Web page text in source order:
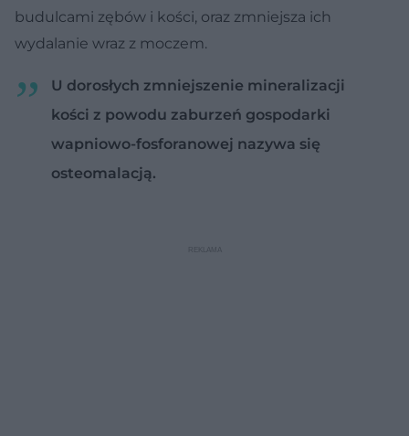
budulcami zębów i kości, oraz zmniejsza ich
wydalanie wraz z moczem.
U dorosłych zmniejszenie mineralizacji
kości z powodu zaburzeń gospodarki
wapniowo-fosforanowej nazywa się
osteomalacją.